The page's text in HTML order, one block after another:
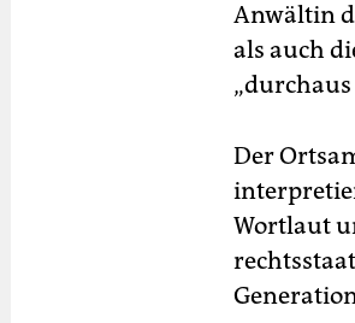
Anwältin
als auch
„durchaus
Der
Wortlaut